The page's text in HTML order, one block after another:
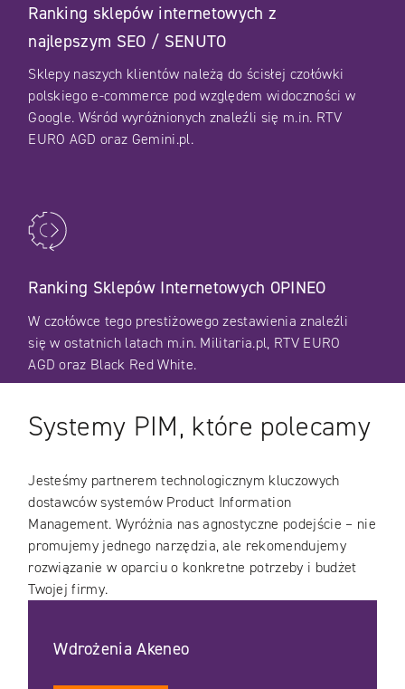
Ranking sklepów internetowych z
najlepszym SEO / SENUTO
Sklepy naszych klientów należą do ścisłej czołówki
polskiego e-commerce pod względem widoczności w
Google. Wśród wyróżnionych znaleźli się m.in. RTV
EURO AGD oraz Gemini.pl.
Ranking Sklepów Internetowych OPINEO
W czołówce tego prestiżowego zestawienia znaleźli
się w ostatnich latach m.in. Militaria.pl, RTV EURO
AGD oraz Black Red White.
Systemy PIM, które polecamy
Jesteśmy partnerem technologicznym kluczowych
dostawców systemów Product Information
Management. Wyróżnia nas agnostyczne podejście – nie
promujemy jednego narzędzia, ale rekomendujemy
rozwiązanie w oparciu o konkretne potrzeby i budżet
Twojej firmy.
Wdrożenia Akeneo